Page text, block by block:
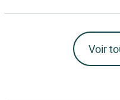
Voir